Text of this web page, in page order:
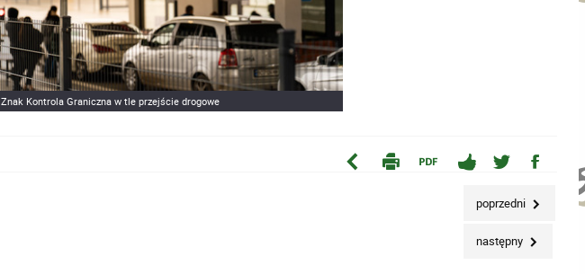
Znak Kontrola Graniczna w tle przejście drogowe
poprzedni
następny